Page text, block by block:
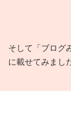
そして「ブログ
に載せてみまし